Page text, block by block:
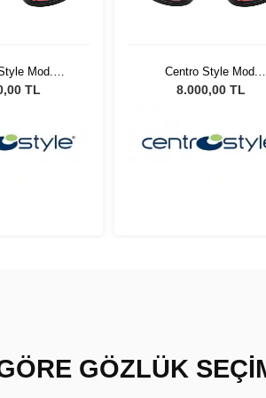
Mod.
TL
Centro Style Mod.
F0275192000
8.000,00 TL
GÖZLÜK